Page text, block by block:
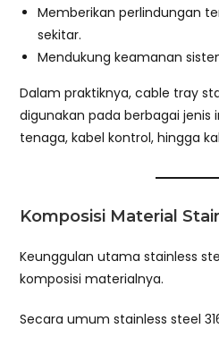
Memberikan perlindungan
sekitar.
Mendukung keamanan
Dalam praktiknya, cable tray
digunakan pada berbagai jenis
tenaga, kabel kontrol, hingga
Komposisi Material
Keunggulan utama stainless
komposisi materialnya.
Secara umum stainless steel